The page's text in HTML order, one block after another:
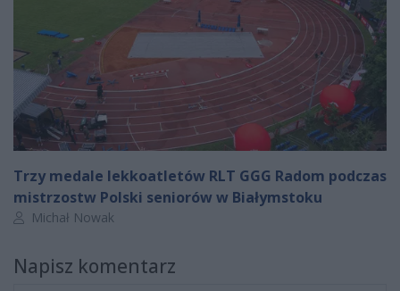
Trzy medale lekkoatletów RLT GGG Radom podczas
mistrzostw Polski seniorów w Białymstoku
Autor artykułu:
Michał Nowak
Napisz komentarz